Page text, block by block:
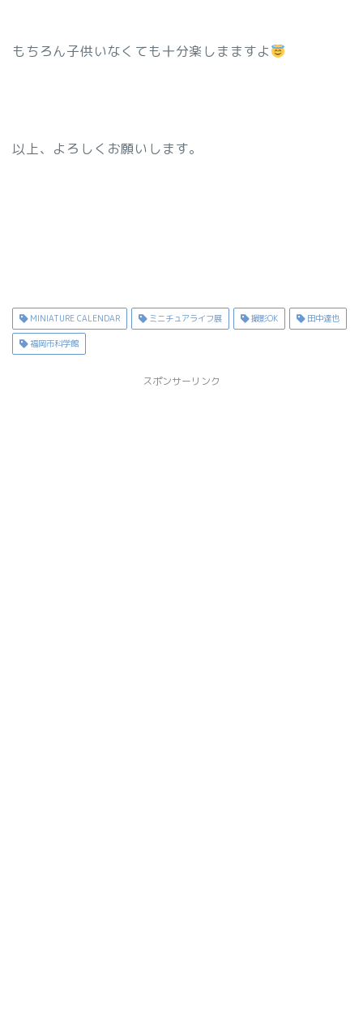
もちろん子供いなくても十分楽しまますよ
以上、よろしくお願いします。
MINIATURE CALENDAR ミニチュアライフ展 撮影OK 田中達也
福岡市科学館
スポンサーリンク